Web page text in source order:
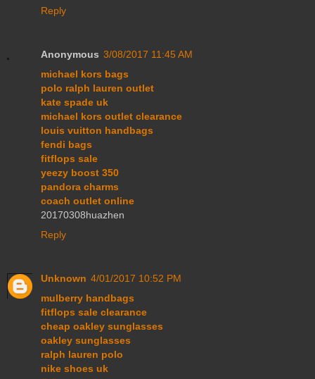
Reply
Anonymous 3/08/2017 11:45 AM
michael kors bags
polo ralph lauren outlet
kate spade uk
michael kors outlet clearance
louis vuitton handbags
fendi bags
fitflops sale
yeezy boost 350
pandora charms
coach outlet online
20170308huazhen
Reply
Unknown 4/01/2017 10:52 PM
mulberry handbags
fitflops sale clearance
cheap oakley sunglasses
oakley sunglasses
ralph lauren polo
nike shoes uk